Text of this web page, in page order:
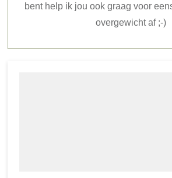
bent help ik jou ook graag voor
overgewicht af ;-)